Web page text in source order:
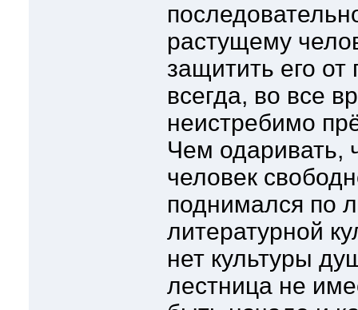
растущему
защитить его
всегда, во все
неистребимо
Чем одаривать,
человек
поднимался по
литературной
нет культуры
лестница не